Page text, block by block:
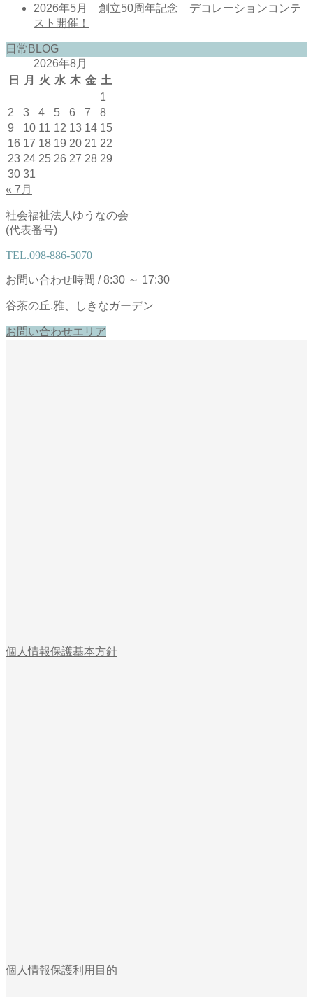
2026年5月 創立50周年記念 デコレーションコンテ
スト開催！
日常BLOG
2026年8月
日
月 火 水 木 金 土
1
2
3 4 5 6 7
8
9
10 11 12 13 14 15
16 17 18 19 20 21 22
23 24 25 26 27 28 29
30 31
« 7月
社会福祉法人ゆうなの会
(代表番号)
TEL.098-886-5070
お問い合わせ時間 / 8:30 ～ 17:30
谷茶の丘.雅、しきなガーデン
お問い合わせエリア
個人情報保護基本方針
個人情報保護利用目的